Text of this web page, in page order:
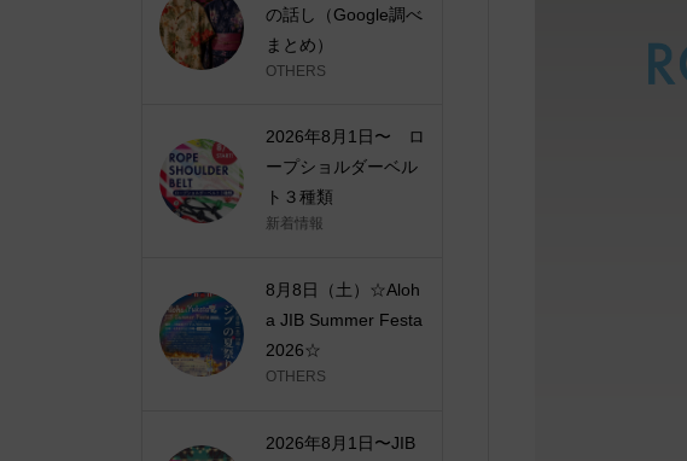
の話し（Google調べ
まとめ）
OTHERS
2026年8月1日〜 ロ
ープショルダーベル
ト３種類
新着情報
8月8日（土）☆Aloh
a JIB Summer Festa
2026☆
OTHERS
2026年8月1日〜JIB